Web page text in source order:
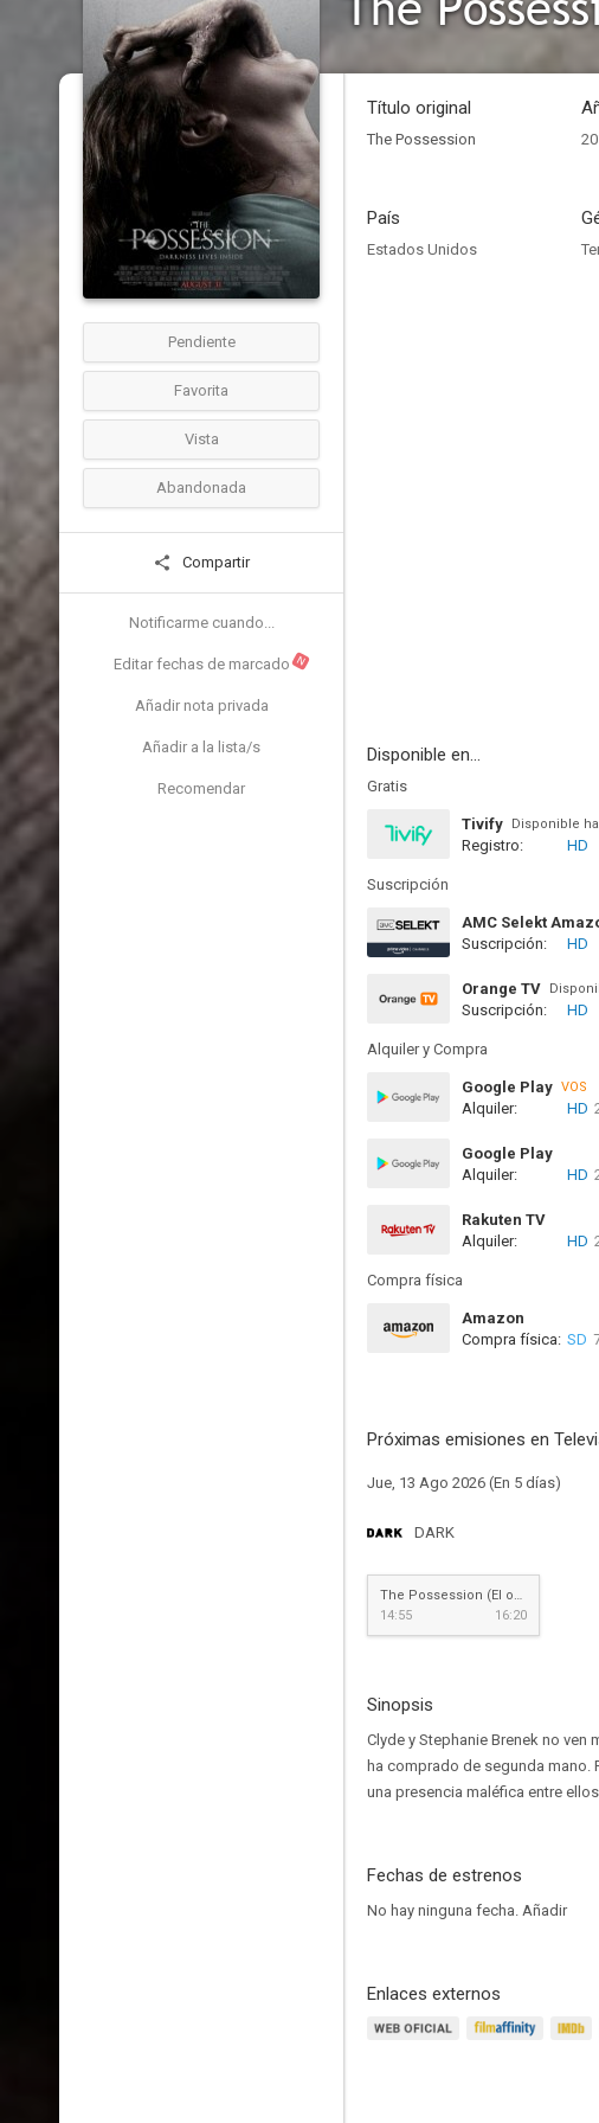
Pendiente
Favorita
Vista
Abandonada
Compartir
Notificarme cuando...
Editar fechas de marcado N
Añadir nota privada
Añadir a la lista/s
Recomendar
Título original
The Possession
País
Estados Unidos
Disponible en...
Gratis
Tivify Disponible
Registro: HD
Suscripción
AMC Selekt
Suscripción:
HD
Orange TV
Suscripción: HD
Alquiler y Compra
Google Play VOS
Alquiler: HD
Google Play
Alquiler:
HD
Rakuten TV
Alquiler:
HD
Compra física
Amazon
Compra física: SD
Próximas emisiones en
Jue, 13 Ago 2026 (En 5 días)
DARK
The Possession (El origen del mal)
14:55
16:20
Sinopsis
Clyde y Stephanie Brenek no ven
ha comprado de segunda mano.
una presencia maléfica entre
Fechas de estrenos
No hay ninguna fecha. Añadir
Enlaces externos